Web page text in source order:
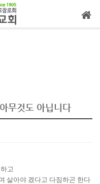
무것도 아닙니다
고
살아야 겠다고 다짐하곤 한다